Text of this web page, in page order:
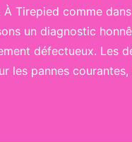
Tirepied comme
un diagnostic
défectueux. Les
les pannes